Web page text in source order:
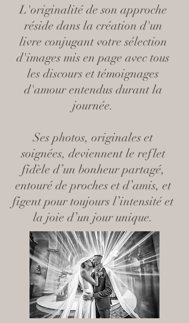
L'originalité de son approche
réside dans la création d'un
livre conjugant votre sélection
d'images mis en page avec tous
les discours et témoignages
d'amour entendus durant la
journée.
Ses photos, originales et
soignées, deviennent le reflet
fidèle d’un bonheur partagé,
entouré de proches et d’amis, et
figent pour toujours l’intensité et
la joie d’un jour unique.